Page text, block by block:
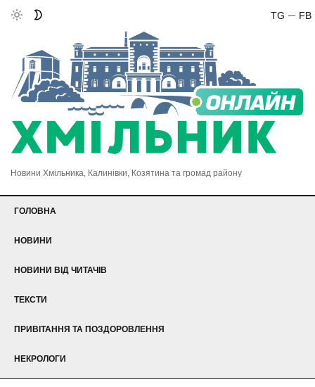
FB
TG
Новини Хмільника, Калинівки, Козятина та громад району
ГОЛОВНА
НОВИНИ
НОВИНИ ВІД ЧИТАЧІВ
ТЕКСТИ
ПРИВІТАННЯ ТА ПОЗДОРОВЛЕННЯ
НЕКРОЛОГИ